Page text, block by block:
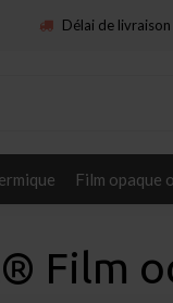
Délai de
Film opaque
Film